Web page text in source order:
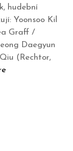
hudební
Yoonsoo Kil
Graff /
Daegyun
(Rechtor,